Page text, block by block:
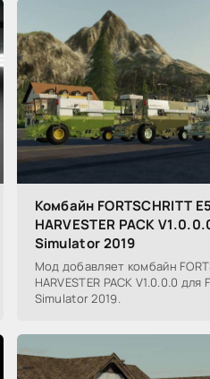
Комбайн FORTSCHRITT
HARVESTER PACK
Simulator 2019
Мод добавляет комбайн
HARVESTER PACK V1.0.0.0 для
Simulator 2019.